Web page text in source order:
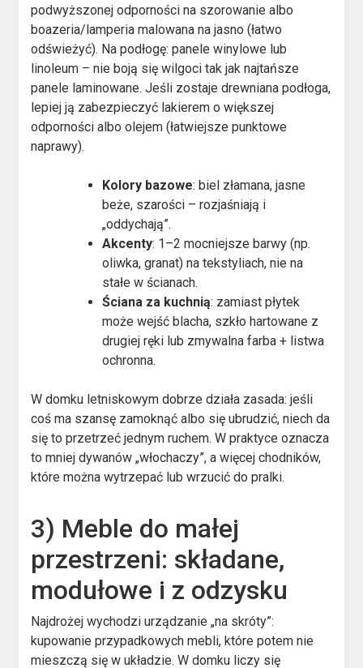
podwyższonej odporności na szorowanie albo
boazeria/lamperia malowana na jasno (łatwo
odświeżyć). Na podłogę: panele winylowe lub
linoleum – nie boją się wilgoci tak jak najtańsze
panele laminowane. Jeśli zostaje drewniana podłoga,
lepiej ją zabezpieczyć lakierem o większej
odporności albo olejem (łatwiejsze punktowe
naprawy).
Kolory bazowe: biel złamana, jasne
beże, szarości – rozjaśniają i
„oddychają”.
Akcenty: 1–2 mocniejsze barwy (np.
oliwka, granat) na tekstyliach, nie na
stałe w ścianach.
Ściana za kuchnią: zamiast płytek
może wejść blacha, szkło hartowane z
drugiej ręki lub zmywalna farba + listwa
ochronna.
W domku letniskowym dobrze działa zasada: jeśli
coś ma szansę zamoknąć albo się ubrudzić, niech da
się to przetrzeć jednym ruchem. W praktyce oznacza
to mniej dywanów „włochaczy”, a więcej chodników,
które można wytrzepać lub wrzucić do pralki.
3) Meble do małej
przestrzeni: składane,
modułowe i z odzysku
Najdrożej wychodzi urządzanie „na skróty”:
kupowanie przypadkowych mebli, które potem nie
mieszczą się w układzie. W domku liczy się